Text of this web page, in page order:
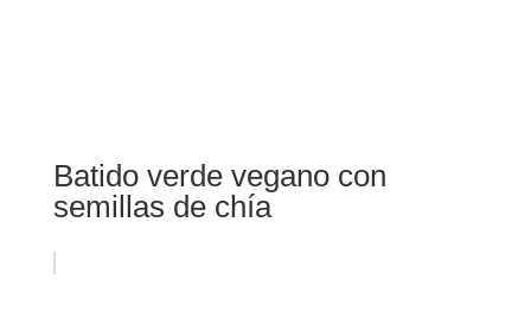
Batido verde vegano con
semillas de chía